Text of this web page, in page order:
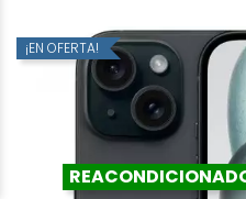
¡EN OFERTA!